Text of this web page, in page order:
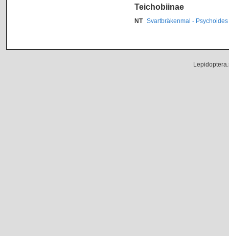
Teichobiinae
NT Svartbräkenmal -